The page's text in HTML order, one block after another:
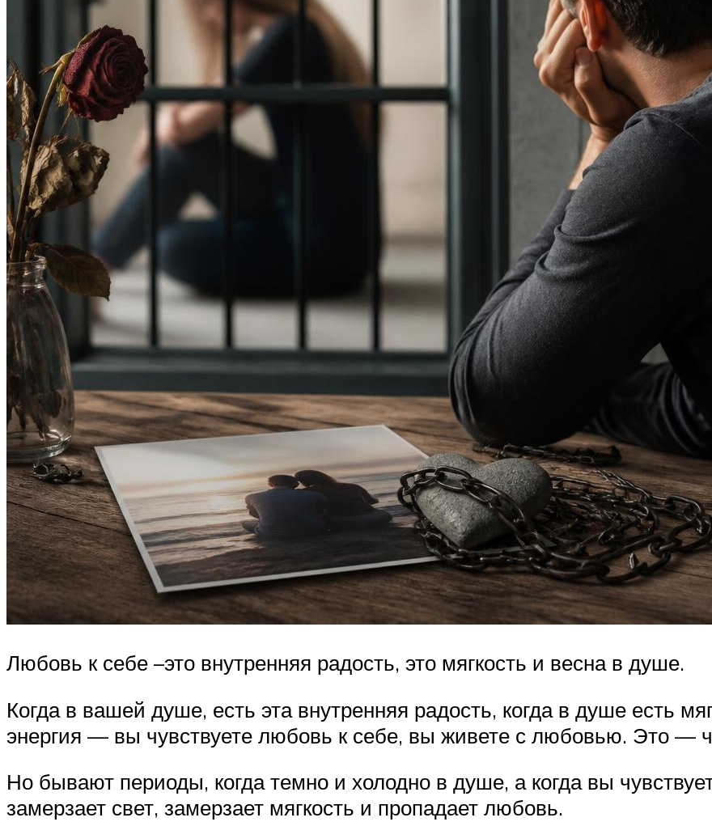
Любовь к себе –это внутренняя радость, это мягкость и весна в душе.
Когда в вашей душе, есть эта внутренняя радость, когда в душе есть
энергия — вы чувствуете любовь к себе, вы живете с любовью. Это —
Но бывают периоды, когда темно и холодно в душе, а когда вы
замерзает свет, замерзает мягкость и пропадает любовь.